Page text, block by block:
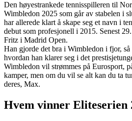
Den høyestrankede tennisspilleren til
Wimbledon 2025 som går av stabelen i
har allerede klart å skape seg et navn i
debut som profesjonell i 2015. Senest
Fritz i Madrid Open.
Han gjorde det bra i Wimbledon i fjor, så
hvordan han klarer seg i det
Wimbledon vil strømmes på Eurosport,
kamper, men om du vil se alt kan du ta
deres, Max.
Hvem vinner Eliteserien